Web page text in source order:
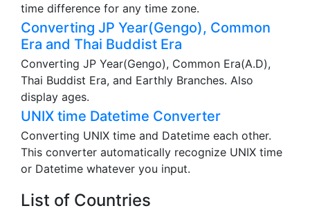
time difference for any time zone.
Converting JP Year(Gengo), Common
Era and Thai Buddist Era
Converting JP Year(Gengo), Common Era(A.D),
Thai Buddist Era, and Earthly Branches. Also
display ages.
UNIX time Datetime Converter
Converting UNIX time and Datetime each other.
This converter automatically recognize UNIX time
or Datetime whatever you input.
List of Countries